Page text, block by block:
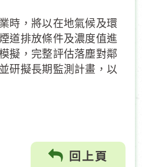
，將以在地氣候及環
道排放條件及濃度值進
擬，完整評估落塵對鄰
研擬長期監測計畫，以
回上頁